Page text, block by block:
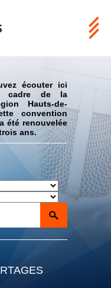
écouter ici
cadre de la
Hauts-de-
convention
été renouvelée
ans.